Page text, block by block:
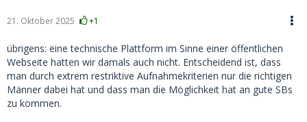
21. Oktober 2025 +1
übrigens: eine technische Plattform im Sinne einer öffentlichen
Webseite hatten wir damals auch nicht. Entscheidend ist, dass
man durch extrem restriktive Aufnahmekriterien nur die richtigen
Männer dabei hat und dass man die Möglichkeit hat an gute SBs
zu kommen.